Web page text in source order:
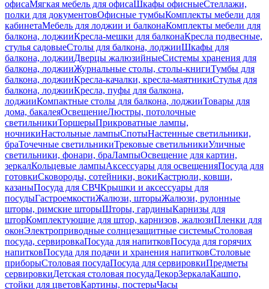
офисаМягкая мебель для офисаШкафы офисныеСтеллажи,
полки для документовОфисные тумбыКомплекты мебели для
кабинетаМебель для лоджии и балконаКомплекты мебели для
балкона, лоджииКресла-мешки для балконаКресла подвесные,
стулья садовыеСтолы для балкона, лоджииШкафы для
балкона, лоджииДверцы жалюзийныеСистемы хранения для
балкона, лоджииЖурнальные столы, столы-книгиТумбы для
балкона, лоджииКресла-качалки, кресла-маятникиСтулья для
балкона, лоджииКресла, пуфы для балкона,
лоджииКомпактные столы для балкона, лоджииТовары для
дома, бакалеяОсвещениеЛюстры, потолочные
светильникиТоршерыПрикроватные лампы,
ночникиНастольные лампыСпотыНастенные светильники,
браТочечные светильникиТрековые светильникиУличные
светильники, фонари, браЛампыОсвещение для картин,
зеркалКольцевые лампыАксессуары для освещенияПосуда для
готовкиСковороды, сотейники, вокиКастрюли, ковши,
казаныПосуда для СВЧКрышки и аксессуары для
посудыГастроемкостиЖалюзи, шторыЖалюзи, рулонные
шторы, римские шторыШторы, гардиныКарнизы для
шторКомплектующие для штор, карнизов, жалюзиПленки для
оконЭлектроприводные солнцезащитные системыСтоловая
посуда, сервировкаПосуда для напитковПосуда для горячих
напитковПосуда для подачи и хранения напитковСтоловые
приборыСтоловая посудаПосуда для сервировкиПредметы
сервировкиДетская столовая посудаДекорЗеркалаКашпо,
стойки для цветовКартины, постерыЧасы